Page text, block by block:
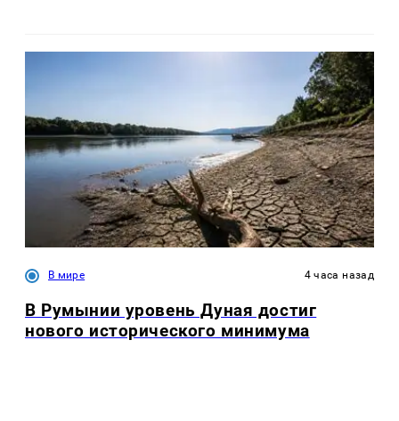
В мире 4 часа назад
В Румынии уровень Дуная достиг
нового исторического минимума